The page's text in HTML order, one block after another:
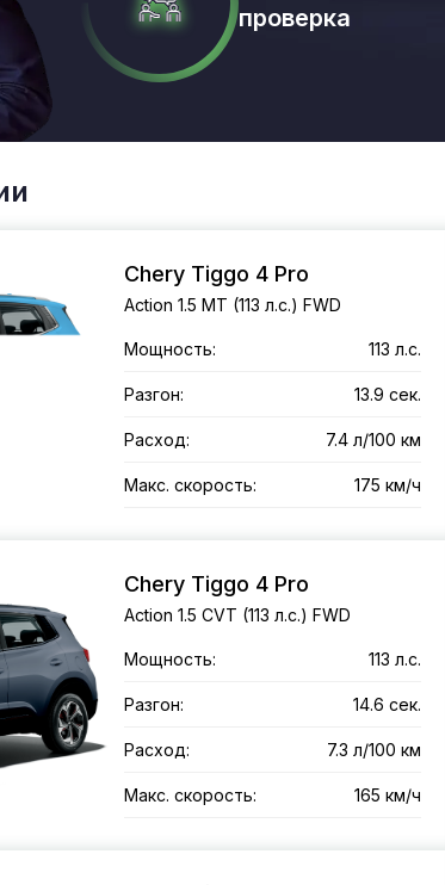
проверка
Chery Tiggo 4 Pro
Action 1.5 MT (113 л.с.) FWD
Мощность: 113 л.с.
Разгон: 13.9 сек.
Расход: 7.4 л/100 км
Макс. скорость: 175 км/ч
Chery Tiggo 4 Pro
Action 1.5 CVT (113 л.с.) FWD
Мощность: 113 л.с.
Разгон: 14.6 сек.
Расход: 7.3 л/100 км
Макс. скорость: 165 км/ч